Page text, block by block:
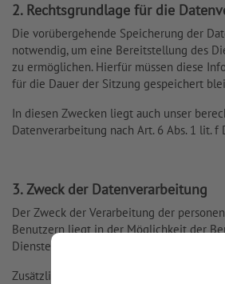
2. Rechtsgrundlage für die
Die vorübergehende Speicherung der
notwendig, um eine Bereitstellung des
zu ermöglichen. Hierfür müssen diese
für die Dauer der Sitzung gespeichert
In diesen Zwecken liegt auch unser
Datenverarbeitung nach Art. 6 Abs. 1 lit. f
3. Zweck der Datenverarbeitung
Der Zweck der Verarbeitung der
Benutzern liegt in der Möglichkeit der
Dienste.
Zusätzlich benötigen wir die E-Mail-